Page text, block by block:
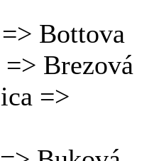
Bottova
Brezová
=>